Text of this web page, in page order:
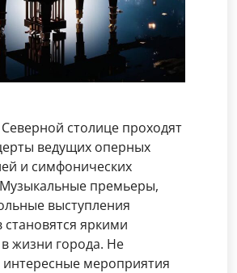
столице проходят
ведущих оперных
и симфонических
премьеры,
выступления
становятся яркими
жизни города. Не
интересные мероприятия